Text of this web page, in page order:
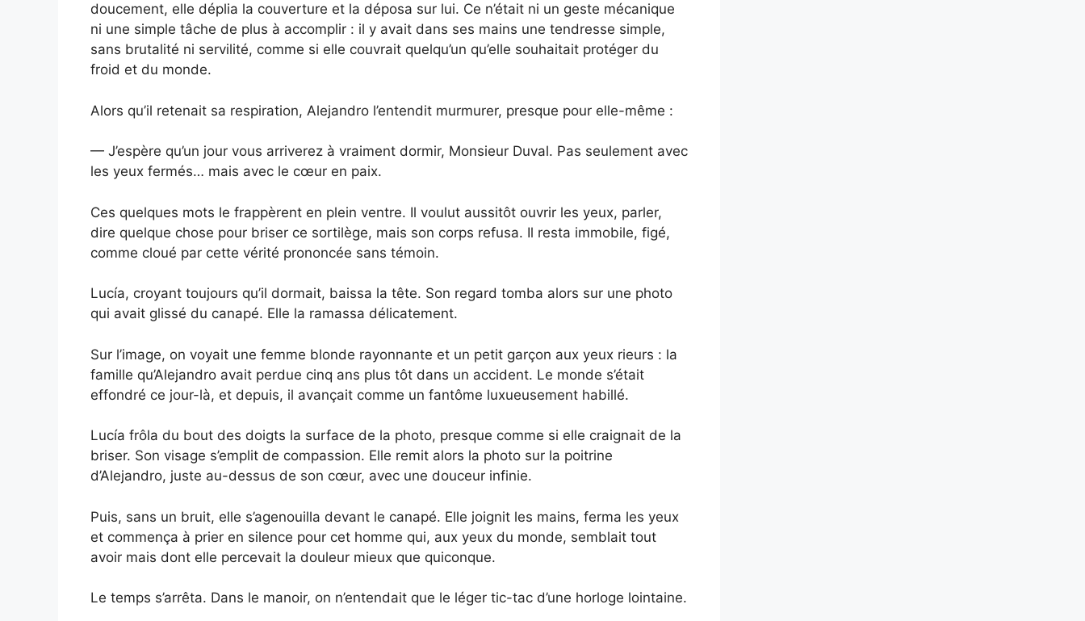
doucement, elle déplia la couverture et la déposa sur lui. Ce n’était ni un geste mécanique
ni une simple tâche de plus à accomplir : il y avait dans ses mains une tendresse simple,
sans brutalité ni servilité, comme si elle couvrait quelqu’un qu’elle souhaitait protéger du
froid et du monde.
Alors qu’il retenait sa respiration, Alejandro l’entendit murmurer, presque pour elle-même :
— J’espère qu’un jour vous arriverez à vraiment dormir, Monsieur Duval. Pas seulement avec
les yeux fermés… mais avec le cœur en paix.
Ces quelques mots le frappèrent en plein ventre. Il voulut aussitôt ouvrir les yeux, parler,
dire quelque chose pour briser ce sortilège, mais son corps refusa. Il resta immobile, figé,
comme cloué par cette vérité prononcée sans témoin.
Lucía, croyant toujours qu’il dormait, baissa la tête. Son regard tomba alors sur une photo
qui avait glissé du canapé. Elle la ramassa délicatement.
Sur l’image, on voyait une femme blonde rayonnante et un petit garçon aux yeux rieurs : la
famille qu’Alejandro avait perdue cinq ans plus tôt dans un accident. Le monde s’était
effondré ce jour-là, et depuis, il avançait comme un fantôme luxueusement habillé.
Lucía frôla du bout des doigts la surface de la photo, presque comme si elle craignait de la
briser. Son visage s’emplit de compassion. Elle remit alors la photo sur la poitrine
d’Alejandro, juste au-dessus de son cœur, avec une douceur infinie.
Puis, sans un bruit, elle s’agenouilla devant le canapé. Elle joignit les mains, ferma les yeux
et commença à prier en silence pour cet homme qui, aux yeux du monde, semblait tout
avoir mais dont elle percevait la douleur mieux que quiconque.
Le temps s’arrêta. Dans le manoir, on n’entendait que le léger tic-tac d’une horloge lointaine.